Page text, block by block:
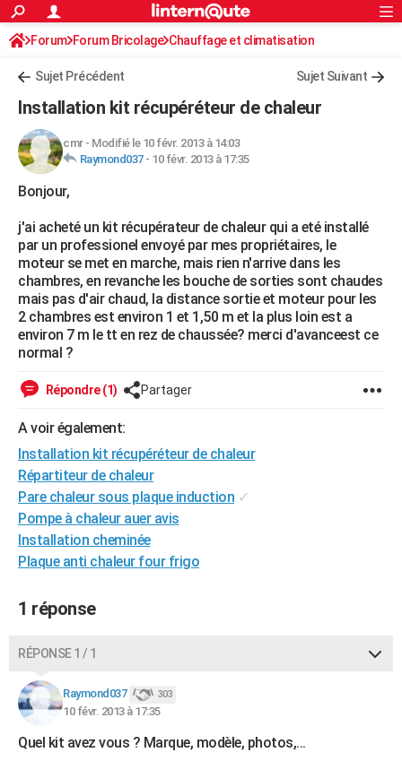
ACTUALITÉS
Politique
Société
Faits Divers
Education
Monde
Villes
+
FINANCE
Retraite
Impôts
Epargne
Immobilier
Risques naturels par ville
Banque
Assurance
Crédit
AUTO
Essais
Réserver un essai
Citadines
Berlines
SUV
Forum auto
+HIGH-TECH
Mobiles
Meilleur smartphone
Internet
Ordinateurs
Jeux vidéo
Guide high-tech
+BRICOLAGE
Forum
Aménagement intérieur
Extérieur
Cuisine
Salle de bains
Jardinage
Rangement
WEEK-END
Guides de France
Escapades
Patrimoine
Expositions
Musées
Week-end nature
+LIFESTYLE
Art de vivre
Modes de vie
SANTE
Alimentation
Guide de la santé
Maladies
Médicaments
Sommeil
VOYAGE
Destinations
City break
Voyage nature
Voyage de noces
Forum
Climat
PHOTO
GUIDES D'ACHAT
BONS PLANS
CARTE DE VOEUX
Carte de Noël
Carte Bonne année
Carte Saint-Valentin
Carte Pâques
Carte d'anniversaire
DICTIONNAIRE
Dictionnaire
Biographies
Citations
Expressions
Proverbes
PROGRAMME TV
AVIS DE DÉCÈS
FORUM
Bricolage
Lifestyle
Culture
Sport
Auto
Television
Voyage
Cinema
Rechercher
S'inscrire
Connexion
Forum Forum Bricolage Chauffage et climatisation
Sujet Précédent Sujet Suivant
Installation kit récupéréteur de chaleur
cmr- Modifié le 10 févr. 2013 à 14:03
Raymond037- 10 févr. 2013 à 17:35
Bonjour,
j'ai acheté un kit récupérateur de chaleur qui a eté installé
par un professionel envoyé par mes propriétaires, le
moteur se met en marche, mais rien n'arrive dans les
chambres, en revanche les bouche de sorties sont chaudes
mais pas d'air chaud, la distance sortie et moteur pour les
2 chambres est environ 1 et 1,50 m et la plus loin est a
environ 7 m le tt en rez de chaussée? merci d'avanceest ce
normal ?
Répondre (1) Partager
A voir également:
Installation kit récupéréteur de chaleur
Répartiteur de chaleur
Pare chaleur sous plaque induction ✓
Pompe à chaleur auer avis
Installation cheminée
Plaque anti chaleur four frigo
1 réponse
RÉPONSE 1 / 1
Raymond037 303
10 févr. 2013 à 17:35
Quel kit avez vous ? Marque, modèle, photos,...